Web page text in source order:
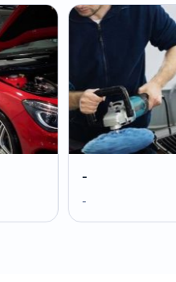
-
-